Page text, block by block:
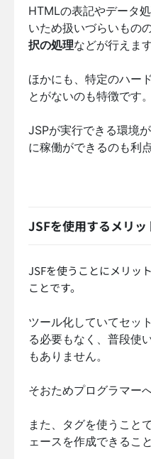
HTMLの表記やデータ
いため扱いづらいものの
択の処理などが行えます
ほかにも、特定のハー
とがないのも特徴です。
JSPが実行できる環境
に稼働ができるのも利
JSFを使用するメリッ
JSFを使うことにメリッ
ことです。
ツール化していてセッ
る必要もなく、普段使
もありません。
そおためプログラマー
また、タグを使うこと
ェースを作成できるこ